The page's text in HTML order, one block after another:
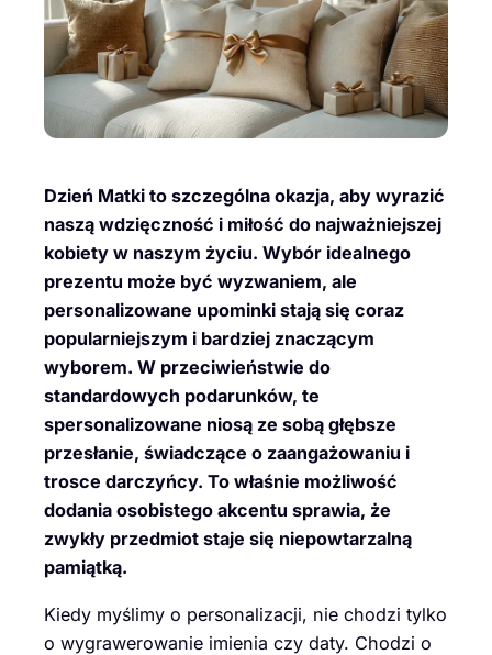
Dzień Matki to szczególna okazja, aby wyrazić
naszą wdzięczność i miłość do najważniejszej
kobiety w naszym życiu. Wybór idealnego
prezentu może być wyzwaniem, ale
personalizowane upominki stają się coraz
popularniejszym i bardziej znaczącym
wyborem. W przeciwieństwie do
standardowych podarunków, te
spersonalizowane niosą ze sobą głębsze
przesłanie, świadczące o zaangażowaniu i
trosce darczyńcy. To właśnie możliwość
dodania osobistego akcentu sprawia, że
zwykły przedmiot staje się niepowtarzalną
pamiątką.
Kiedy myślimy o personalizacji, nie chodzi tylko
o wygrawerowanie imienia czy daty. Chodzi o